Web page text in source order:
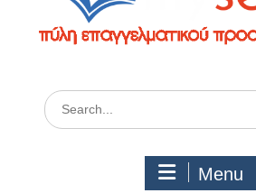
Search
for:
Menu